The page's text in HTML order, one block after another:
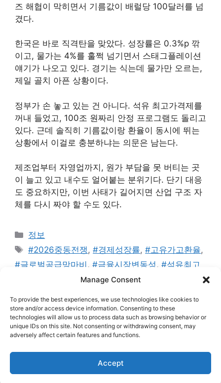
Manage Consent
To provide the best experiences, we use technologies like cookies to
store and/or access device information. Consenting to these
technologies will allow us to process data such as browsing behavior or
unique IDs on this site. Not consenting or withdrawing consent, may
adversely affect certain features and functions.
Accept
즈 해협이 막히면서 기름값이 배럴당 100달러를 넘
겼다.
한국은 바로 직격탄을 맞았다. 성장률은 0.3%p 깎
이고, 물가는 4%를 훌쩍 넘기면서 스태그플레이션
얘기가 나오고 있다. 경기는 식는데 물가만 오르는,
제일 골치 아픈 상황이다.
정부가 손 놓고 있는 건 아니다. 석유 최고가격제를
꺼내 들었고, 100조 원짜리 안정 프로그램도 돌리고
있다. 근데 솔직히 기름값이랑 환율이 동시에 뛰는
상황에서 이걸로 충분하냐는 의문은 남는다.
제조업부터 자영업까지, 원가 부담을 못 버티는 곳
이 늘고 있고 내수도 얼어붙는 분위기다. 단기 대응
도 중요하지만, 이번 사태가 길어지면 산업 구조 자
체를 다시 짜야 할 수도 있다.
카
테
리
정보
태
그
#2026중동전쟁,#경제성장률,#고유가고환율,
#글로벌공급망마비, #금융시장변동성, #석유최고
#수입물가비상,#스태그플레이션
#에너지
전략비축유,#한국경제위기,#호르무즈해협
댓글 남기기